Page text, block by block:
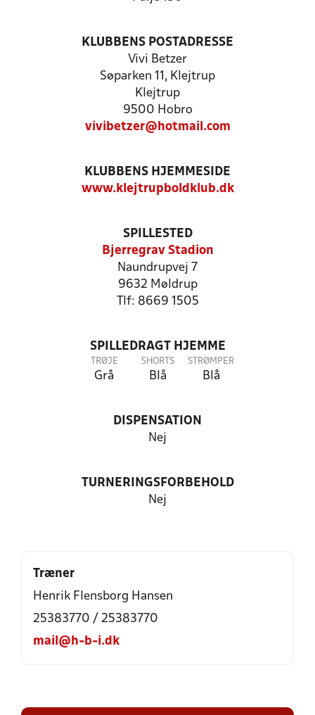
KLUBBENS POSTADRESSE
Vivi Betzer
Søparken 11, Klejtrup
Klejtrup
9500 Hobro
vivibetzer@hotmail.com
KLUBBENS HJEMMESIDE
www.klejtrupboldklub.dk
SPILLESTED
Bjerregrav Stadion
Naundrupvej 7
9632 Møldrup
Tlf: 8669 1505
SPILLEDRAGT HJEMME
TRØJE
Grå
SHORTS
Blå
STRØMPER
Blå
DISPENSATION
Nej
TURNERINGSFORBEHOLD
Nej
Træner
Henrik Flensborg Hansen
25383770 / 25383770
mail@h-b-i.dk